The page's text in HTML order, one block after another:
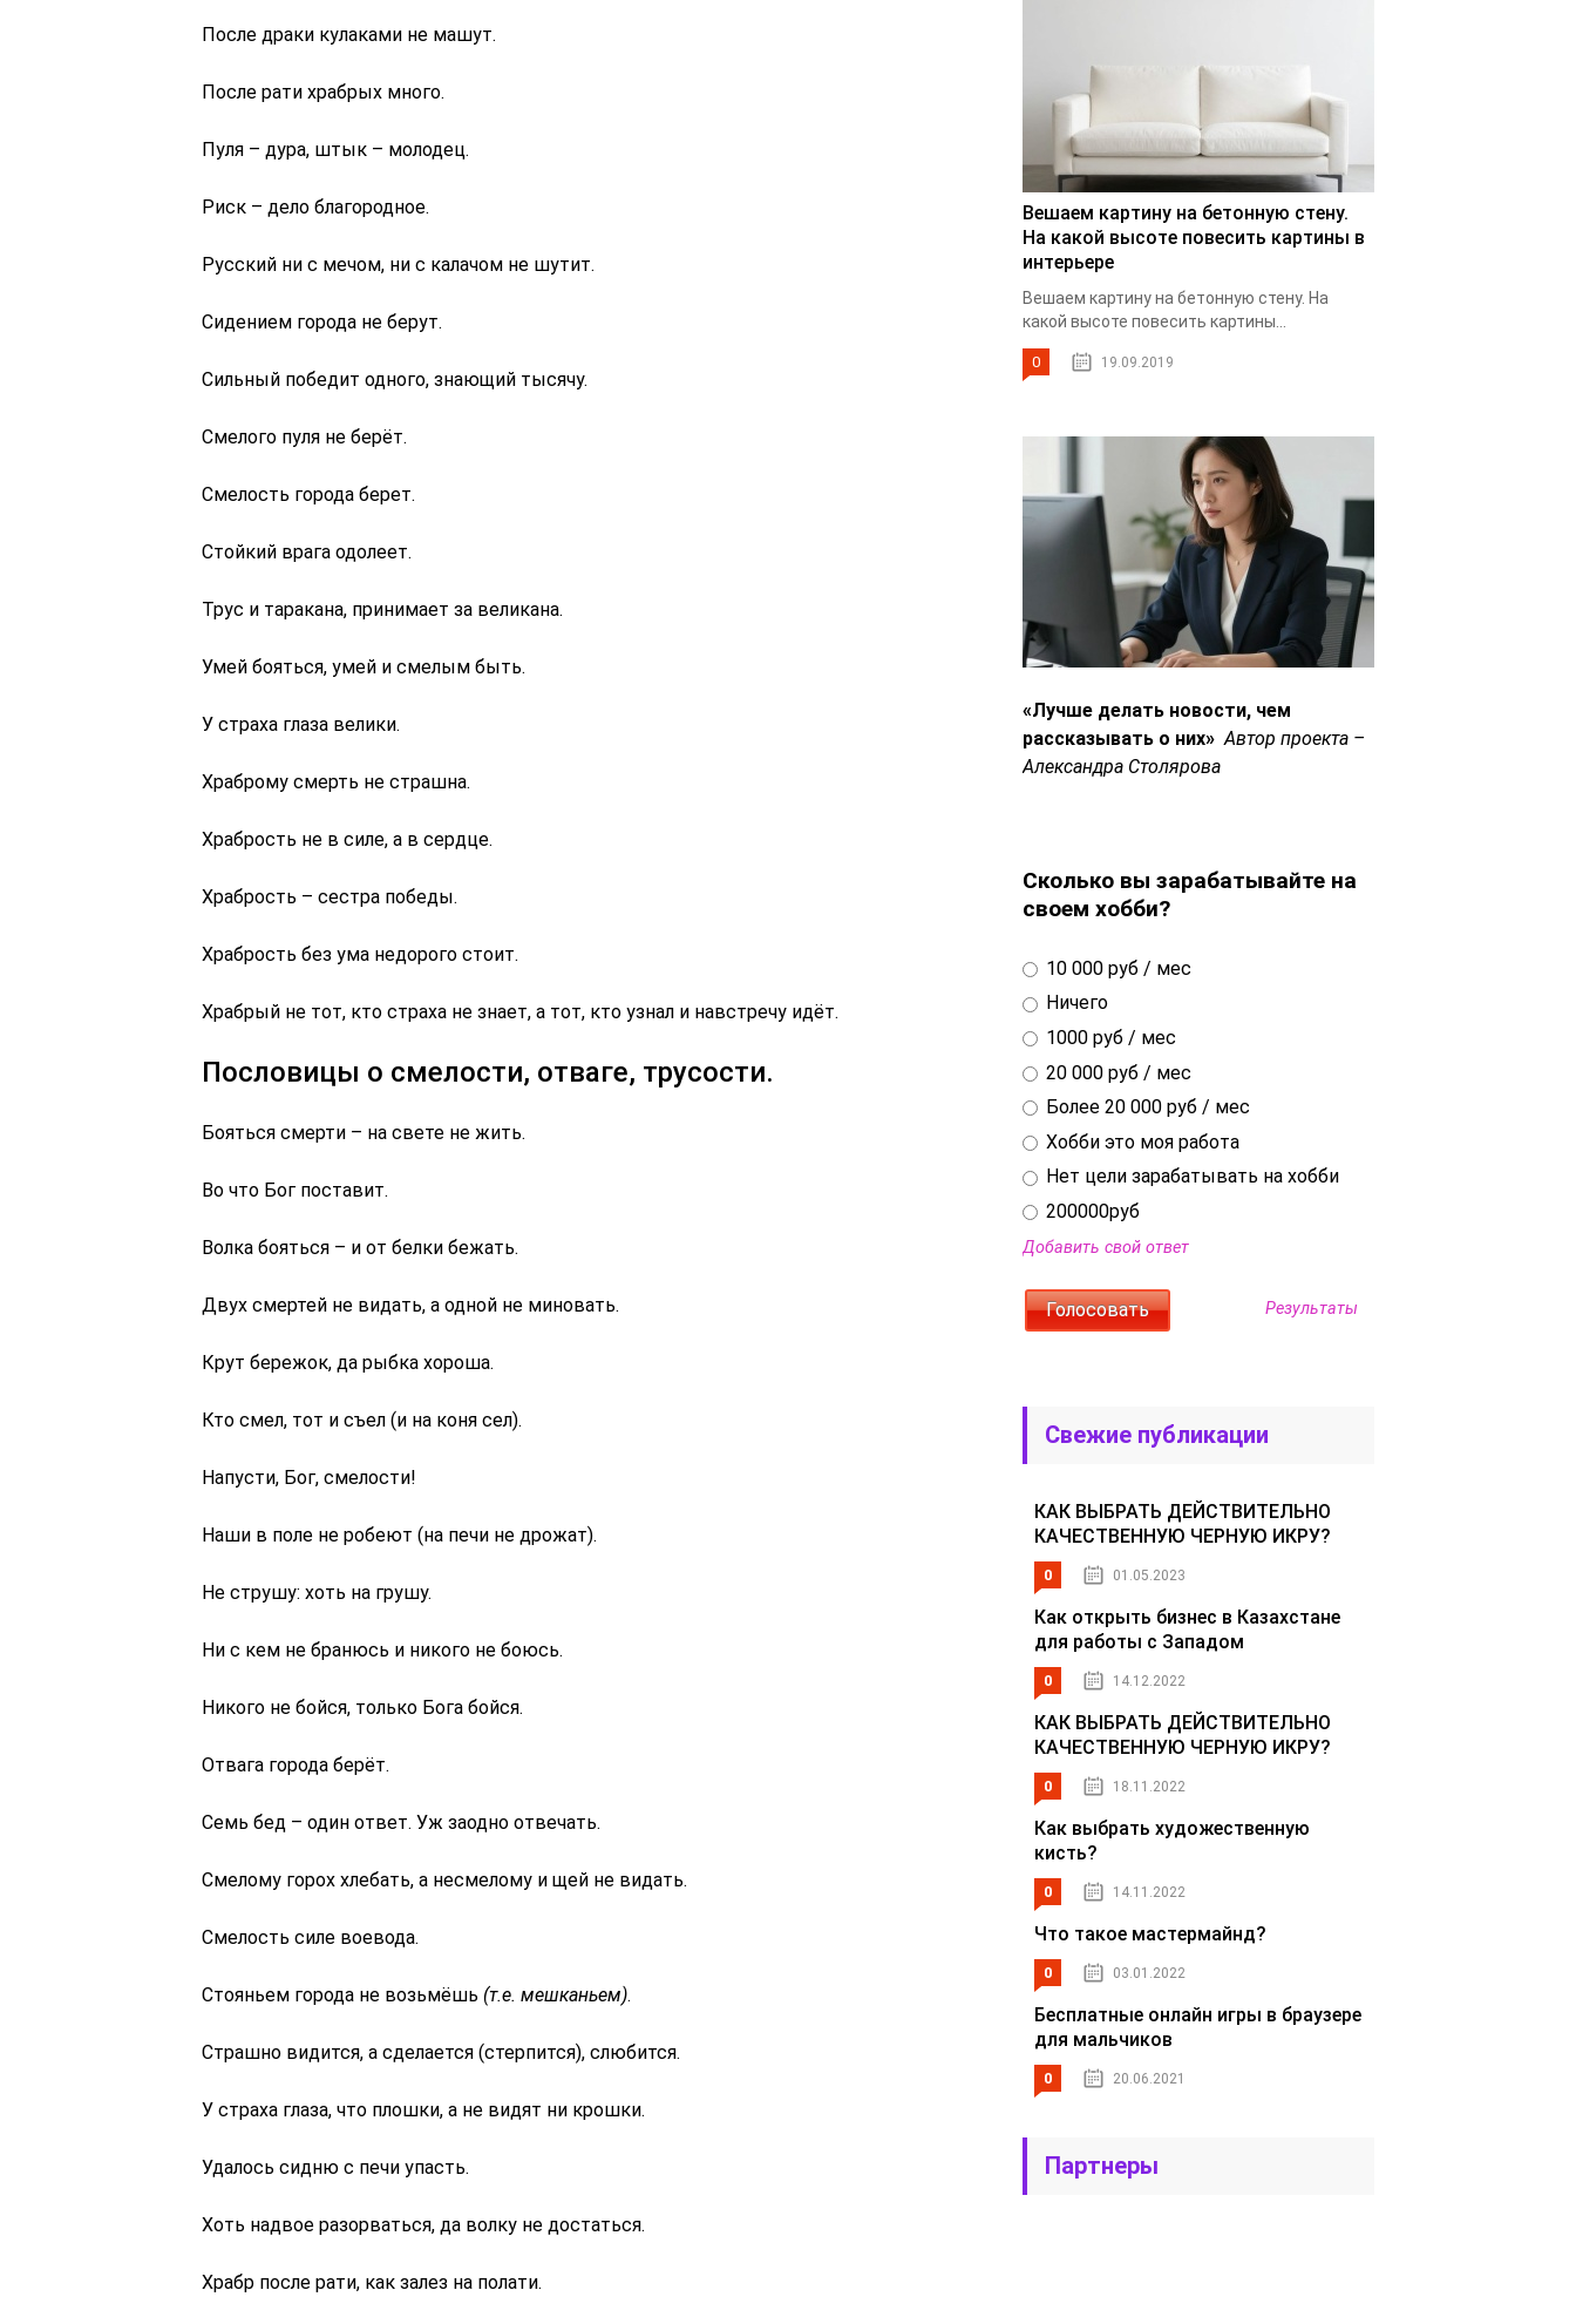
После драки кулаками не машут.
После рати храбрых много.
Пуля – дура, штык – молодец.
Риск – дело благородное.
Русский ни с мечом, ни с калачом не шутит.
Сидением города не берут.
Сильный победит одного, знающий тысячу.
Смелого пуля не берёт.
Смелость города берет.
Стойкий врага одолеет.
Трус и таракана, принимает за великана.
Умей бояться, умей и смелым быть.
У страха глаза велики.
Храброму смерть не страшна.
Храбрость не в силе, а в сердце.
Храбрость – сестра победы.
Храбрость без ума недорого стоит.
Храбрый не тот, кто страха не знает, а тот, кто узнал и навстречу идёт.
Пословицы о смелости, отваге, трусости.
Бояться смерти – на свете не жить.
Во что Бог поставит.
Волка бояться – и от белки бежать.
Двух смертей не видать, а одной не миновать.
Крут бережок, да рыбка хороша.
Кто смел, тот и съел (и на коня сел).
Напусти, Бог, смелости!
Наши в поле не робеют (на печи не дрожат).
Не струшу: хоть на грушу.
Ни с кем не бранюсь и никого не боюсь.
Никого не бойся, только Бога бойся.
Отвага города берёт.
Семь бед – один ответ. Уж заодно отвечать.
Смелому горох хлебать, а несмелому и щей не видать.
Смелость силе воевода.
Стояньем города не возьмёшь (т.е. мешканьем).
Страшно видится, а сделается (стерпится), слюбится.
У страха глаза, что плошки, а не видят ни крошки.
Удалось сидню с печи упасть.
Хоть надвое разорваться, да волку не достаться.
Храбр после рати, как залез на полати.
Вешаем картину на бетонную стену.
На какой высоте повесить картины в
интерьере
Вешаем картину на бетонную стену. На
какой высоте повесить картины...
0 19.09.2019
«Лучше делать новости, чем
рассказывать о них»Автор проекта –
Александра Столярова
Сколько вы зарабатывайте на
своем хобби?
10 000 руб / мес
Ничего
1000 руб / мес
20 000 руб / мес
Более 20 000 руб / мес
Хобби это моя работа
Нет цели зарабатывать на хобби
200000руб
Добавить свой ответ
Результаты
Свежие публикации
КАК ВЫБРАТЬ ДЕЙСТВИТЕЛЬНО
КАЧЕСТВЕННУЮ ЧЕРНУЮ ИКРУ?
0 01.05.2023
Как открыть бизнес в Казахстане
для работы с Западом
0 14.12.2022
КАК ВЫБРАТЬ ДЕЙСТВИТЕЛЬНО
КАЧЕСТВЕННУЮ ЧЕРНУЮ ИКРУ?
0 18.11.2022
Как выбрать художественную
кисть?
0 14.11.2022
Что такое мастермайнд?
0 03.01.2022
Бесплатные онлайн игры в браузере
для мальчиков
0 20.06.2021
Партнеры